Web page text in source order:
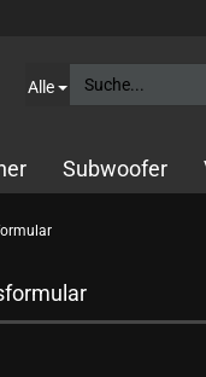
Alle
Subwoofer